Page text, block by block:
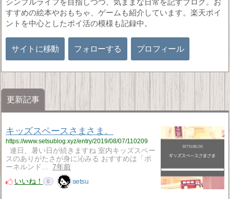
シンプルライフを目指しつつ、気ままな日常を記すブログ。お
すすめの絵本やおもちゃ、ゲームも紹介しています。楽天ポイ
ントを中心としたポイ活の模様も記録中。
サイトに移動 フォローする プロフィール
更新記事
キッズスペースさまさま。
https://www.setsublog.xyz/entry/2019/08/07/110209
連日、暑い日が続きますね 室内キッズスペー
スのありがたさが身に沁みる おすすめは「ポ
ーネルンド…
7年前
いいね！
0 setsu